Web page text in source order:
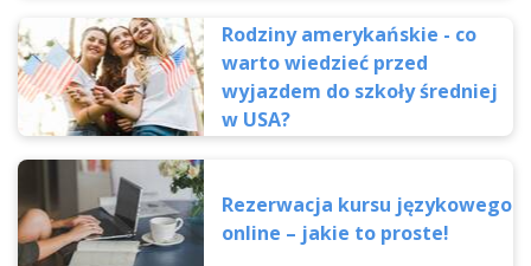
Rodziny amerykańskie - co
warto wiedzieć przed
wyjazdem do szkoły średniej
w USA?
Rezerwacja kursu językowego
online – jakie to proste!